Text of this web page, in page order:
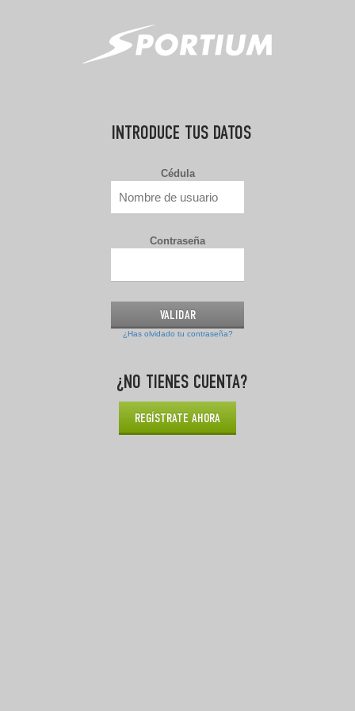
INTRODUCE TUS DATOS
Cédula
Contraseña
¿Has olvidado tu contraseña?
¿NO TIENES CUENTA?
REGÍSTRATE AHORA